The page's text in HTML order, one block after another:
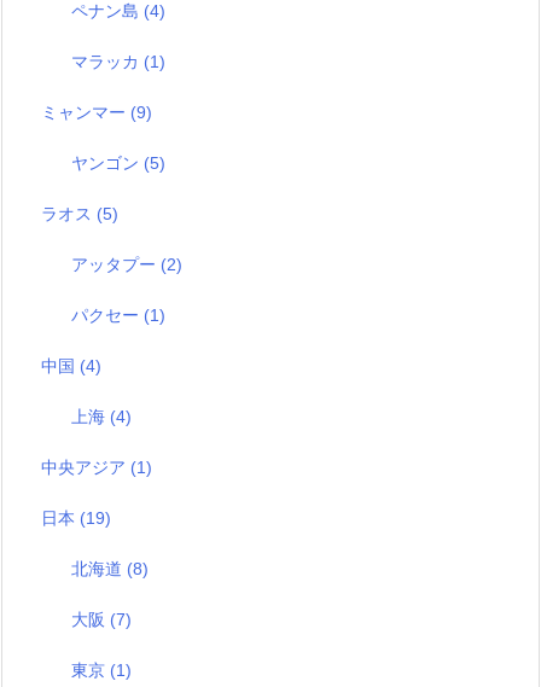
ペナン島 (4)
マラッカ (1)
ミャンマー (9)
ヤンゴン (5)
ラオス (5)
アッタプー (2)
パクセー (1)
中国 (4)
上海 (4)
中央アジア (1)
日本 (19)
北海道 (8)
大阪 (7)
東京 (1)